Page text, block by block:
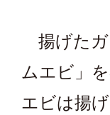
揚げたガ
ムエビ」
エビは揚